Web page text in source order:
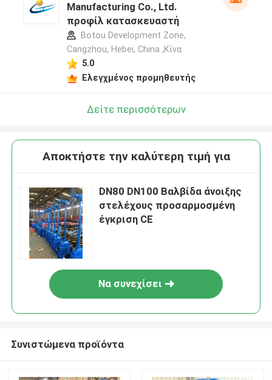
Manufacturing Co., Ltd.
προφίλ κατασκευαστή
Botou Development Zone,
Cangzhou, Hebei, China ,Κίνα
5.0
Ελεγχμένος προμηθευτής
Δείτε περισσότερων
Αποκτήστε την καλύτερη τιμή για
DN80 DN100 Βαλβίδα άνοιξης
στελέχους προσαρμοσμένη
έγκριση CE
Να συνεχίσει
Συνιστώμενα προϊόντα